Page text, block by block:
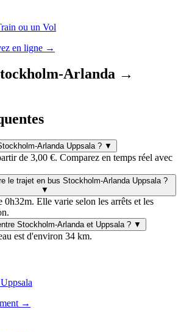
ou un Vol
en ligne →
Arlanda →
Arlanda Uppsala ? ▼
de 3,00 €. Comparez en temps réel avec
le trajet en bus Stockholm-Arlanda Uppsala ?
▼
0h32m. Elle varie selon les arrêts et les
Stockholm-Arlanda et Uppsala ? ▼
est d'environ 34 km.
→